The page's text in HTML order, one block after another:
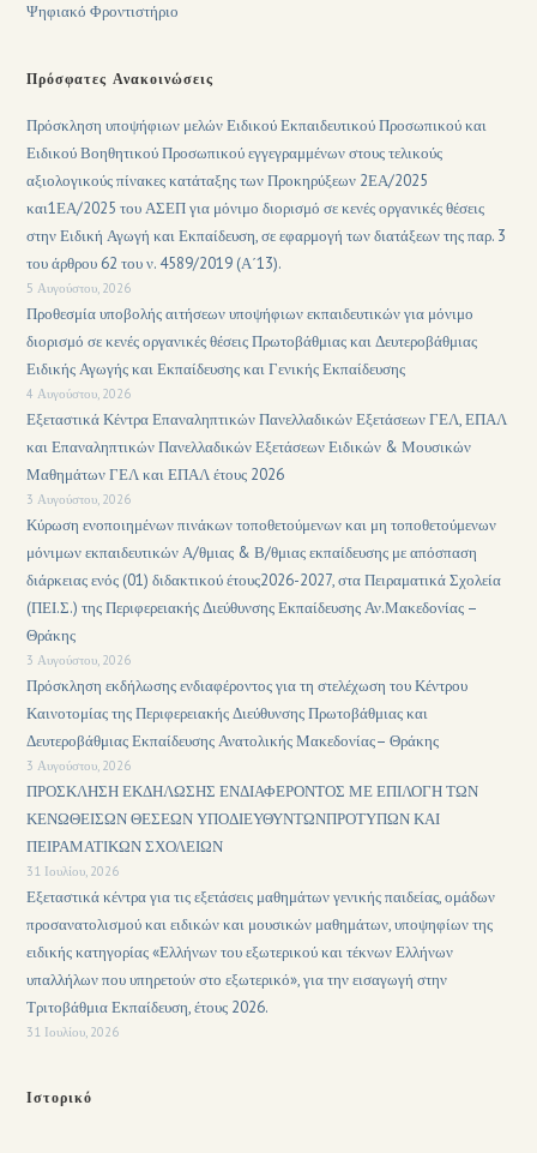
Ψηφιακό Φροντιστήριο
Πρόσφατες Ανακοινώσεις
Πρόσκληση υποψήφιων μελών Ειδικού Εκπαιδευτικού Προσωπικού και
Ειδικού Βοηθητικού Προσωπικού εγγεγραμμένων στους τελικούς
αξιολογικούς πίνακες κατάταξης των Προκηρύξεων 2ΕΑ/2025
και1ΕΑ/2025 του ΑΣΕΠ για μόνιμο διορισμό σε κενές οργανικές θέσεις
στην Ειδική Αγωγή και Εκπαίδευση, σε εφαρμογή των διατάξεων της παρ. 3
του άρθρου 62 του ν. 4589/2019 (Α΄13).
5 Αυγούστου, 2026
Προθεσμία υποβολής αιτήσεων υποψήφιων εκπαιδευτικών για μόνιμο
διορισμό σε κενές οργανικές θέσεις Πρωτοβάθμιας και Δευτεροβάθμιας
Ειδικής Αγωγής και Εκπαίδευσης και Γενικής Εκπαίδευσης
4 Αυγούστου, 2026
Εξεταστικά Κέντρα Επαναληπτικών Πανελλαδικών Εξετάσεων ΓΕΛ, ΕΠΑΛ
και Επαναληπτικών Πανελλαδικών Εξετάσεων Ειδικών & Μουσικών
Μαθημάτων ΓΕΛ και ΕΠΑΛ έτους 2026
3 Αυγούστου, 2026
Κύρωση ενοποιημένων πινάκων τοποθετούμενων και μη τοποθετούμενων
μόνιμων εκπαιδευτικών Α/θμιας & Β/θμιας εκπαίδευσης με απόσπαση
διάρκειας ενός (01) διδακτικού έτους2026-2027, στα Πειραματικά Σχολεία
(ΠΕΙ.Σ.) της Περιφερειακής Διεύθυνσης Εκπαίδευσης Αν.Μακεδονίας –
Θράκης
3 Αυγούστου, 2026
Πρόσκληση εκδήλωσης ενδιαφέροντος για τη στελέχωση του Κέντρου
Καινοτομίας της Περιφερειακής Διεύθυνσης Πρωτοβάθμιας και
Δευτεροβάθμιας Εκπαίδευσης Ανατολικής Μακεδονίας– Θράκης
3 Αυγούστου, 2026
ΠΡΟΣΚΛΗΣΗ ΕΚΔΗΛΩΣΗΣ ΕΝΔΙΑΦΕΡΟΝΤΟΣ ΜΕ ΕΠΙΛΟΓΗ ΤΩΝ
ΚΕΝΩΘΕΙΣΩΝ ΘΕΣΕΩΝ ΥΠΟΔΙΕΥΘΥΝΤΩΝΠΡΟΤΥΠΩΝ ΚΑΙ
ΠΕΙΡΑΜΑΤΙΚΩΝ ΣΧΟΛΕΙΩΝ
31 Ιουλίου, 2026
Εξεταστικά κέντρα για τις εξετάσεις μαθημάτων γενικής παιδείας, ομάδων
προσανατολισμού και ειδικών και μουσικών μαθημάτων, υποψηφίων της
ειδικής κατηγορίας «Ελλήνων του εξωτερικού και τέκνων Ελλήνων
υπαλλήλων που υπηρετούν στο εξωτερικό», για την εισαγωγή στην
Τριτοβάθμια Εκπαίδευση, έτους 2026.
31 Ιουλίου, 2026
Ιστορικό